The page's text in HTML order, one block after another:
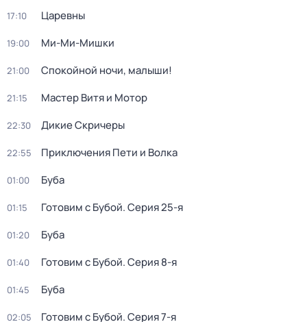
17:10 Царевны
19:00 Ми-Ми-Мишки
21:00 Спокойной ночи, малыши!
21:15 Мастер Витя и Мотор
22:30 Дикие Скричеры
22:55 Приключения Пети и Волка
01:00 Буба
01:15 Готовим с Бубой. Серия 25-я
01:20 Буба
01:40 Готовим с Бубой. Серия 8-я
01:45 Буба
02:05 Готовим с Бубой. Серия 7-я